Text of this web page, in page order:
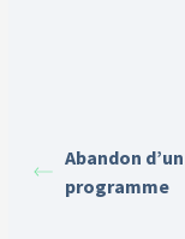
Abandon d’un
programme